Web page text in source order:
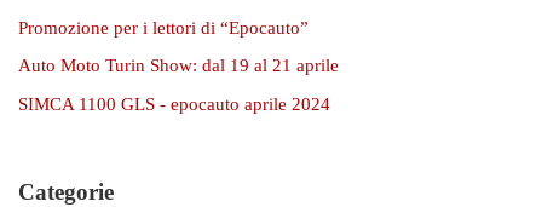
Promozione per i lettori di “Epocauto”
Auto Moto Turin Show: dal 19 al 21 aprile
SIMCA 1100 GLS - epocauto aprile 2024
Categorie